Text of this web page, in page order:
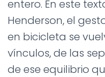
entero. En este
Henderson, el
en bicicleta se
vínculos, de las
de ese equilibrio